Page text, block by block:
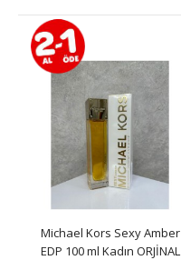
Michael Kors Sexy Amber
EDP 100 ml Kadın ORJİNAL